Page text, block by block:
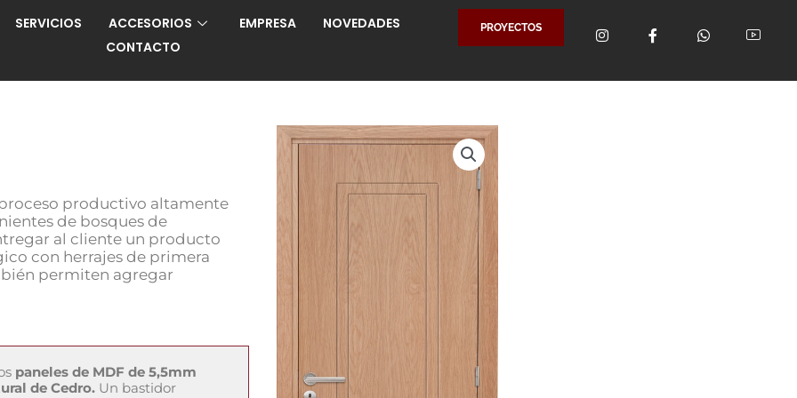
SERVICIOS ACCESORIOS EMPRESA
NOVEDADES
CONTACTO
PROYECTOS
productivo altamente
de bosques de
al cliente un producto
con herrajes de primera
permiten agregar
paneles de MDF de 5,5mm
de Cedro.Un bastidor